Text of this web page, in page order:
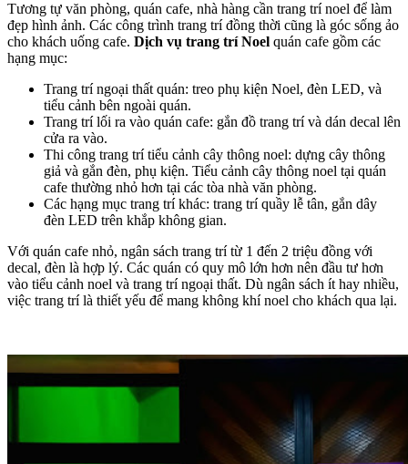
Tương tự văn phòng, quán cafe, nhà hàng cần trang trí noel để làm
đẹp hình ảnh. Các công trình trang trí đồng thời cũng là góc sống ảo
cho khách uống cafe. Dịch vụ trang trí Noel quán cafe gồm các
hạng mục:
Trang trí ngoại thất quán: treo phụ kiện Noel, đèn LED, và
tiểu cảnh bên ngoài quán.
Trang trí lối ra vào quán cafe: gắn đồ trang trí và dán decal lên
cửa ra vào.
Thi công trang trí tiểu cảnh cây thông noel: dựng cây thông
giả và gắn đèn, phụ kiện. Tiểu cảnh cây thông noel tại quán
cafe thường nhỏ hơn tại các tòa nhà văn phòng.
Các hạng mục trang trí khác: trang trí quầy lễ tân, gắn dây
đèn LED trên khắp không gian.
Với quán cafe nhỏ, ngân sách trang trí từ 1 đến 2 triệu đồng với
decal, đèn là hợp lý. Các quán có quy mô lớn hơn nên đầu tư hơn
vào tiểu cảnh noel và trang trí ngoại thất. Dù ngân sách ít hay nhiều,
việc trang trí là thiết yếu để mang không khí noel cho khách qua lại.